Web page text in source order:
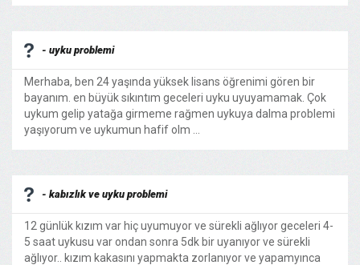
- uyku problemi
Merhaba, ben 24 yaşında yüksek lisans öğrenimi gören bir
bayanım. en büyük sıkıntım geceleri uyku uyuyamamak. Çok
uykum gelip yatağa girmeme rağmen uykuya dalma problemi
yaşıyorum ve uykumun hafif olm ...
- kabızlık ve uyku problemi
12 günlük kızım var hiç uyumuyor ve sürekli ağlıyor geceleri 4-
5 saat uykusu var ondan sonra 5dk bir uyanıyor ve sürekli
ağlıyor.. kızım kakasını yapmakta zorlanıyor ve yapamyınca